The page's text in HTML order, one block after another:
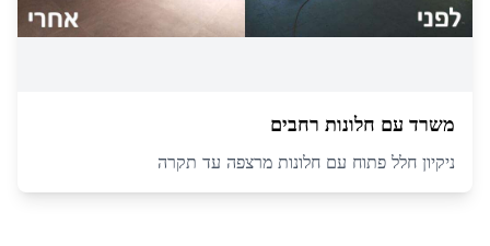
משרד עם חלונות רחבים
ניקיון חלל פתוח עם חלונות מרצפה עד תקרה